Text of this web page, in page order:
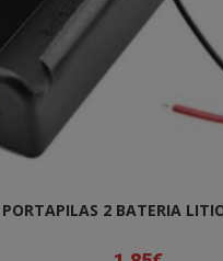
PORTAPILAS 2 BATERIA